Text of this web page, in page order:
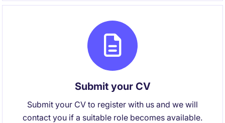
Submit your CV
Submit your CV to register with us and we will
contact you if a suitable role becomes available.